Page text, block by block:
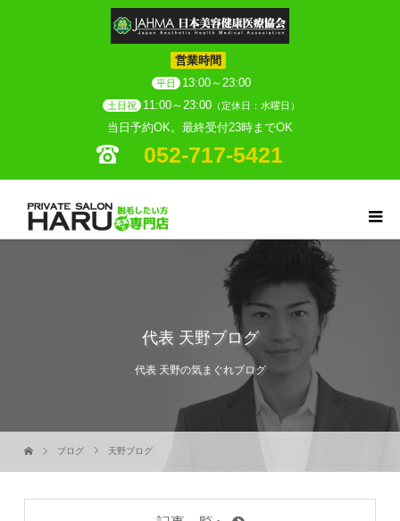
営業時間
平日 13:00～23:00
土日祝 11:00～23:00 （定休日：水曜日）
当日予約OK。最終受付23時までOK
052-717-5421
代表 天野ブログ
代表 天野の気まぐれブログ
ブログ 天野ブログ